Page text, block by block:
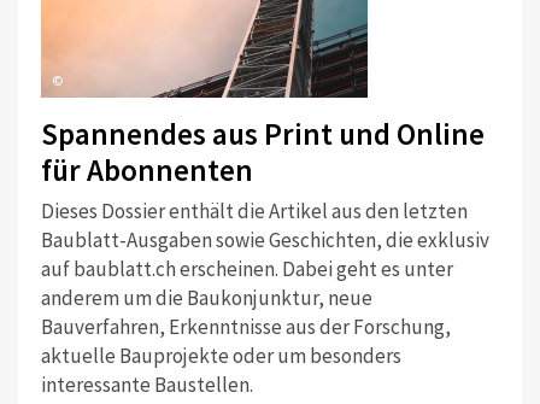
©
Spannendes aus Print und Online
für Abonnenten
Dieses Dossier enthält die Artikel aus den letzten
Baublatt-Ausgaben sowie Geschichten, die exklusiv
auf baublatt.ch erscheinen. Dabei geht es unter
anderem um die Baukonjunktur, neue
Bauverfahren, Erkenntnisse aus der Forschung,
aktuelle Bauprojekte oder um besonders
interessante Baustellen.